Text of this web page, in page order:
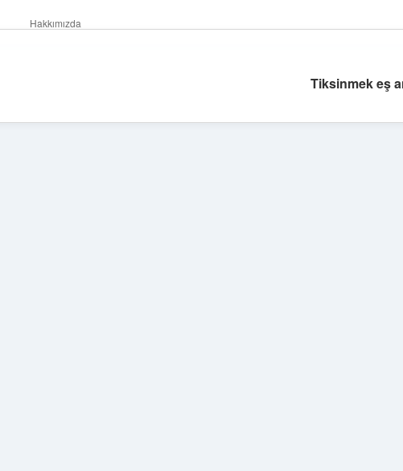
Hakkımızda
Tiksinmek eş